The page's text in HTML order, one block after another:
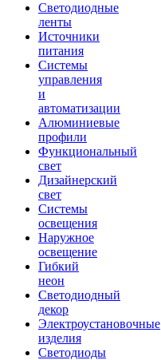
Светодиодные
ленты
Источники
питания
Системы
управления
и
автоматизации
Алюминиевые
профили
Функциональный
свет
Дизайнерский
свет
Системы
освещения
Наружное
освещение
Гибкий
неон
Светодиодный
декор
Электроустановочные
изделия
Светодиоды